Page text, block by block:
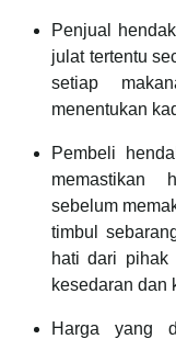
Penjual
julat tertentu
setiap
menentukan
Pembeli
memastikan
sebelum
timbul
hati dari pihak
kesedaran dan
Harga yang